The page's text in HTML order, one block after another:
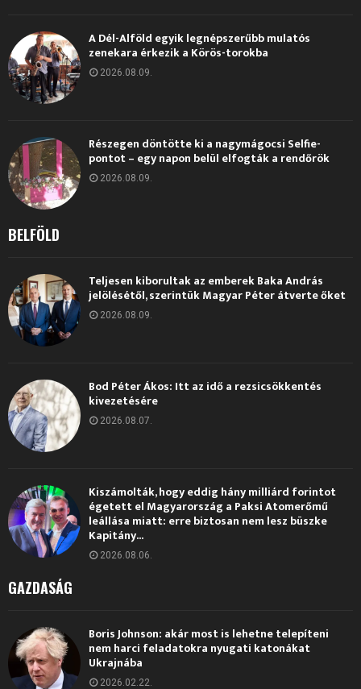
A Dél-Alföld egyik legnépszerűbb mulatós
zenekara érkezik a Körös-torokba
2026.08.09.
Részegen döntötte ki a nagymágocsi Selfie-
pontot – egy napon belül elfogták a rendőrök
2026.08.09.
BELFÖLD
Teljesen kiborultak az emberek Baka András
jelölésétől, szerintük Magyar Péter átverte őket
2026.08.09.
Bod Péter Ákos: Itt az idő a rezsicsökkentés
kivezetésére
2026.08.07.
Kiszámolták, hogy eddig hány milliárd forintot
égetett el Magyarország a Paksi Atomerőmű
leállása miatt: erre biztosan nem lesz büszke
Kapitány...
2026.08.06.
GAZDASÁG
Boris Johnson: akár most is lehetne telepíteni
nem harci feladatokra nyugati katonákat
Ukrajnába
2026.02.22.